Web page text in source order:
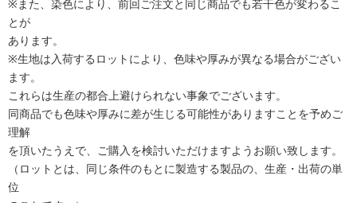
※また、染色により、前回ご注文と同じ商品でも若干色が変わるこ
とが
あります。
※生地は入荷するロットにより、色味や厚みが異なる場合がござい
ます。
これらは生産の都合上避けられない事象でございます。
同商品でも色味や厚みに差が生じる可能性がありますことを予めご
理解
を頂いたうえで、ご購入を検討いただけますようお願い致します。
（ロットとは、同じ条件のもとに製造する製品の、生産・出荷の単
位